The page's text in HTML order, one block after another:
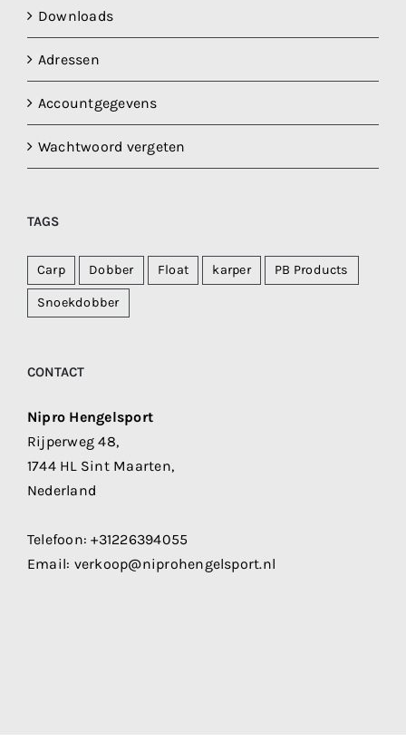
Downloads
Adressen
Accountgegevens
Wachtwoord vergeten
TAGS
Carp Dobber Float karper PB Products
Snoekdobber
CONTACT
Nipro Hengelsport
Rijperweg 48,
1744 HL Sint Maarten,
Nederland
Telefoon:+31226394055
Email: verkoop@niprohengelsport.nl